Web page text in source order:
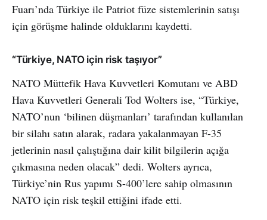
Fuarı’nda Türkiye ile Patriot füze sistemlerinin satışı
için görüşme halinde olduklarını kaydetti.
“Türkiye, NATO için risk taşıyor”
NATO Müttefik Hava Kuvvetleri Komutanı ve ABD
Hava Kuvvetleri Generali Tod Wolters ise, “Türkiye,
NATO’nun ‘bilinen düşmanları’ tarafından kullanılan
bir silahı satın alarak, radara yakalanmayan F-35
jetlerinin nasıl çalıştığına dair kilit bilgilerin açığa
çıkmasına neden olacak” dedi. Wolters ayrıca,
Türkiye’nin Rus yapımı S-400’lere sahip olmasının
NATO için risk teşkil ettiğini ifade etti.